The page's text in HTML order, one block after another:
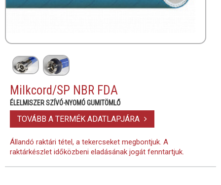
Milkcord/SP NBR FDA
ÉLELMISZER SZÍVÓ-NYOMÓ GUMITÖMLŐ
TOVÁBB A TERMÉK ADATLAPJÁRA
Állandó raktári tétel, a tekercseket megbontjuk. A
raktárkészlet időközbeni eladásának jogát fenntartjuk.